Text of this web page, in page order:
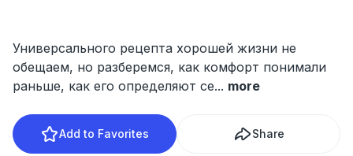
Универсального рецепта хорошей жизни не
обещаем, но разберемся, как комфорт понимали
раньше, как его определяют се... more
Add to Favorites Share